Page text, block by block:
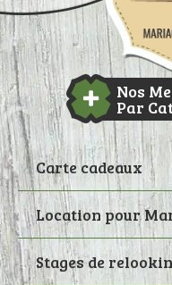
Nos
Par
Carte cadeaux
Location pour
Stages de